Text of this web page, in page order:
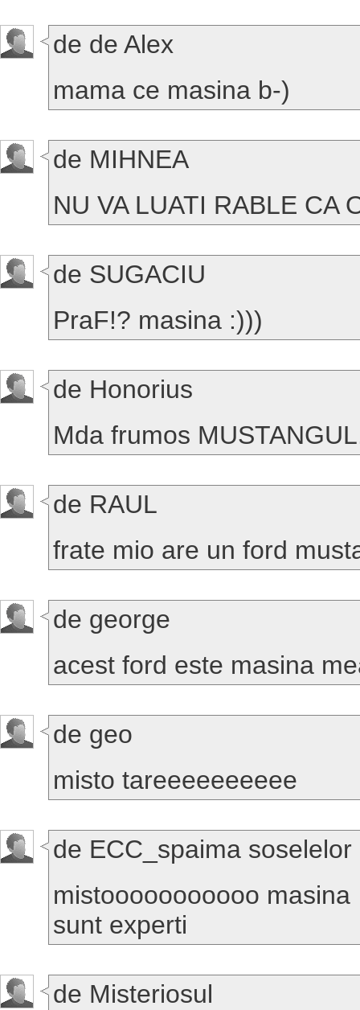
de de Alex
mama ce masina b-)
de MIHNEA
NU VA LUATI RABLE CA
de SUGACIU
PraF!? masina :)))
de Honorius
Mda frumos
de RAUL
frate mio are un ford
de george
acest ford este masina
de geo
misto tareeeeeeeeee
de ECC_spaima soselelor
mistooooooooooo masina
sunt experti
de Misteriosul